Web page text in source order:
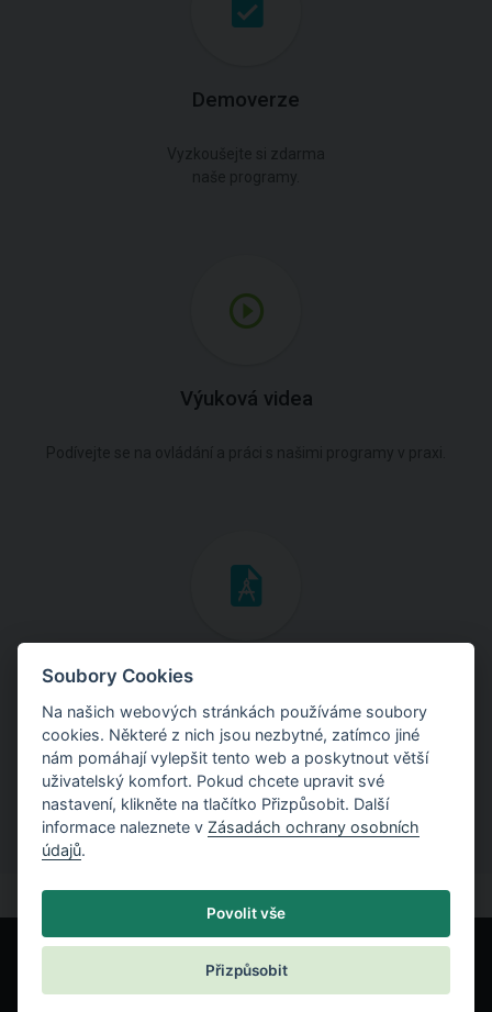
Demoverze
Výuková videa
Inženýrské manuály
Stáhněte si manuály s teoretickými i praktickými ukázkami
použití programů.
Soubory Cookies
Na našich webových stránkách používáme soubory
cookies. Některé z nich jsou nezbytné, zatímco jiné
nám pomáhají vylepšit tento web a poskytnout větší
uživatelský komfort. Pokud chcete upravit své
nastavení, klikněte na tlačítko Přizpůsobit. Další
informace naleznete v Zásadách ochrany osobních
údajů.
Povolit vše
Přizpůsobit